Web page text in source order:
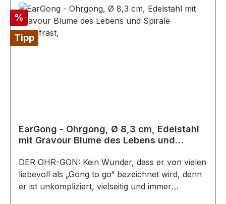
lädt dazu ein, für einen Moment die innere
Resonanz wahrzunehmen, zu spüren und das
innere Kind in dir zu erfreuen. Klein und
handlich, aber voller Schwingungskraft, ist er ein
Rabatt
%
Tipp
EarGong - Ohrgong, Ø 8,3 cm, Edelstahl
mit Gravour Blume des Lebens und
DER OHR-GON: Kein Wunder, dass er von vielen
liebevoll als „Gong to go“ bezeichnet wird, denn
er ist unkompliziert, vielseitig und immer